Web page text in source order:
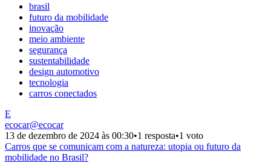
brasil
futuro da mobilidade
inovação
meio ambiente
segurança
sustentabilidade
design automotivo
tecnologia
carros conectados
E
ecocar@ecocar
13 de dezembro de 2024 às 00:30•1 resposta•1 voto
Carros que se comunicam com a natureza: utopia ou futuro da
mobilidade no Brasil?